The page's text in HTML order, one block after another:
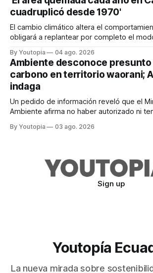
cuadruplicó desde 1970'
El cambio climático altera el
obligará a replantear por completo el
By Youtopia 04 ago. 2026
Ambiente desconoce presunto
carbono en territorio waorani;
indaga
Un pedido de información reveló que el
Ambiente afirma no haber autorizado ni
By Youtopia 03 ago. 2026
Sign up
Youtopía
La nueva mirada sobre